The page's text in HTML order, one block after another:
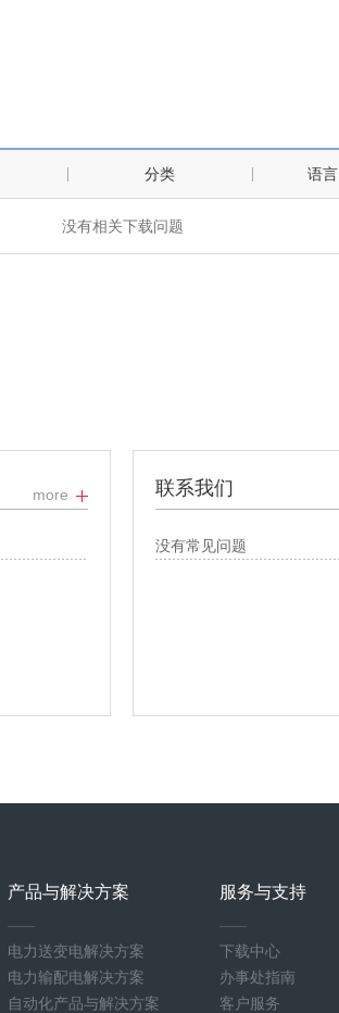
分类 语言
没有相关下载问题
more 联系我们
没有常见问题
产品与解决方案
电力送变电解决方案
电力输配电解决方案
自动化产品与解决方案
服务与支持
下载中心
办事处指南
客户服务